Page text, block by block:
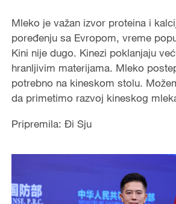
Mleko je važan izvor proteina i
poređenju sa Evropom, vreme
Kini nije dugo. Kinezi poklanjaju
hranljivim materijama. Mleko
potrebno na kineskom stolu.
da primetimo razvoj kineskog
Pripremila: Đi Sju